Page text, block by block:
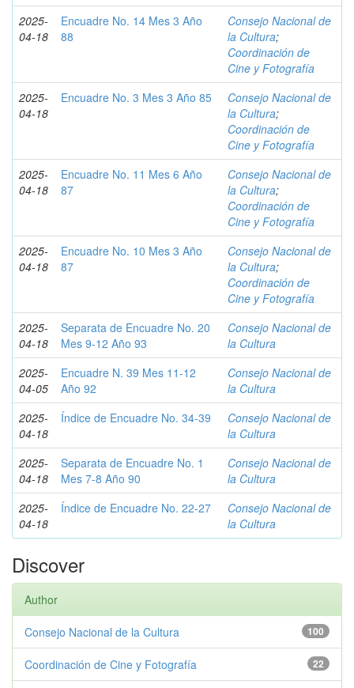
2025-
04-18
Encuadre No. 14 Mes 3 Año
88
Consejo Nacional de
la Cultura;
Coordinación de
Cine y Fotografía
2025-
04-18
Encuadre No. 3 Mes 3 Año 85
Consejo Nacional de
la Cultura;
Coordinación de
Cine y Fotografía
2025-
04-18
Encuadre No. 11 Mes 6 Año
87
Consejo Nacional de
la Cultura;
Coordinación de
Cine y Fotografía
2025-
04-18
Encuadre No. 10 Mes 3 Año
87
Consejo Nacional de
la Cultura;
Coordinación de
Cine y Fotografía
2025-
04-18
Separata de Encuadre No. 20
Mes 9-12 Año 93
Consejo Nacional de
la Cultura
2025-
04-05
Encuadre N. 39 Mes 11-12
Año 92
Consejo Nacional de
la Cultura
2025-
04-18
Índice de Encuadre No. 34-39
Consejo Nacional de
la Cultura
2025-
04-18
Separata de Encuadre No. 1
Mes 7-8 Año 90
Consejo Nacional de
la Cultura
2025-
04-18
Índice de Encuadre No. 22-27
Consejo Nacional de
la Cultura
Discover
Author
100
Consejo Nacional de la Cultura
22
Coordinación de Cine y Fotografía